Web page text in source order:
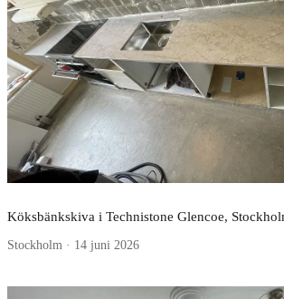
Köksbänkskiva i Technistone Glencoe,
Stockholm · 14 juni 2026